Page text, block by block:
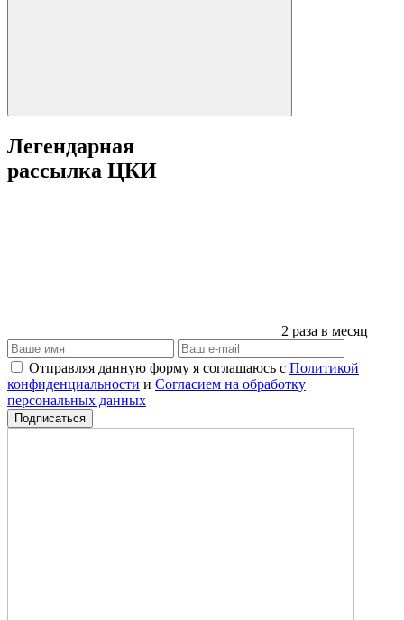
Легендарная
рассылка ЦКИ
2 раза в месяц
Отправляя данную форму я соглашаюсь с Политикой
конфиденциальности и Согласием на обработку
персональных данных
Подписаться